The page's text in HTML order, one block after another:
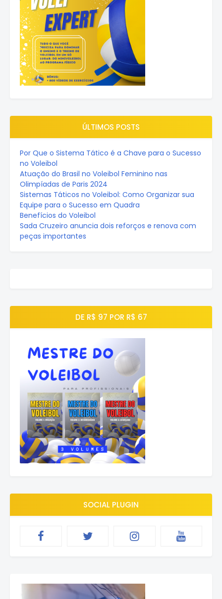
ÚLTIMOS POSTS
Por Que o Sistema Tático é a Chave para o Sucesso
no Voleibol
Atuação do Brasil no Voleibol Feminino nas
Olimpíadas de Paris 2024
Sistemas Táticos no Voleibol: Como Organizar sua
Equipe para o Sucesso em Quadra
Benefícios do Voleibol
Sada Cruzeiro anuncia dois reforços e renova com
peças importantes
DE R$ 97 POR R$ 67
SOCIAL PLUGIN